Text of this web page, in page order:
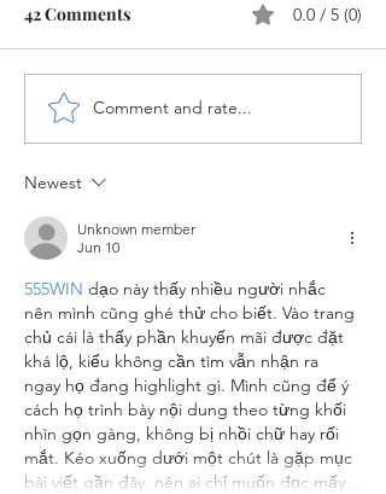
SAP Hold Document and
Park Document
42 Comments 0.0 / 5 (0)
Comment and rate...
Newest
Unknown member
Jun 10
555WIN dạo này thấy nhiều người nhắc
nên mình cũng ghé thử cho biết. Vào trang
chủ cái là thấy phần khuyến mãi được đặt
khá lộ, kiểu không cần tìm vẫn nhận ra
ngay họ đang highlight gì. Mình cũng để ý
cách họ trình bày nội dung theo từng khối
nhìn gọn gàng, không bị nhồi chữ hay rối
mắt. Kéo xuống dưới một chút là gặp mục
bài viết gần đây, nên ai chỉ muốn đọc mấy…